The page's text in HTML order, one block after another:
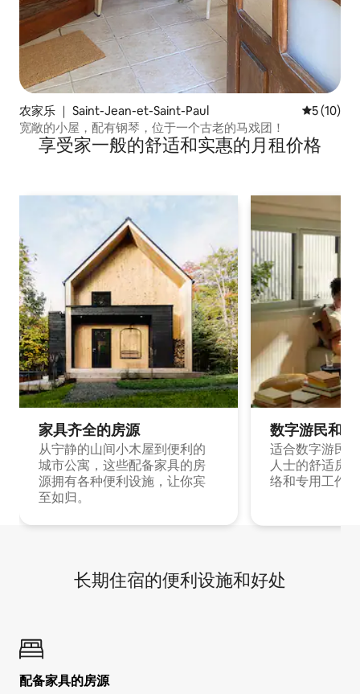
农家乐 ｜ Saint-Jean-et-Saint-Paul 平均评分
5 (10)
宽敞的小屋，配有钢琴，位于一个古老的马戏团！
享受家一般的舒适和实惠的月租价格
家具齐全的房源
从宁静的山间小木屋到便利的
城市公寓，这些配备家具的房
源拥有各种便利设施，让你宾
至如归。
数字游民和
适合数字游民
人士的舒适房
络和专用工作
长期住宿的便利设施和好处
配备家具的房源